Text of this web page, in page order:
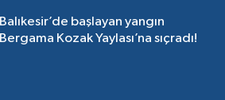
Balıkesir’de başlayan yangın
Bergama Kozak Yaylası’na sıçradı!